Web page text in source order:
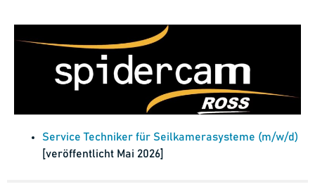
Service Techniker für Seilkamerasysteme (m/w/d)
[veröffentlicht Mai 2026]